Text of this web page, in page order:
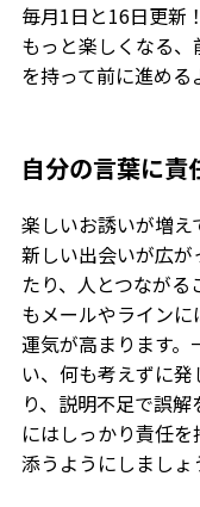
毎月1日と16日更新
もっと楽しくなる
を持って前に進める
自分の言葉に責
楽しいお誘いが増え
新しい出会いが広
たり、人とつなが
もメールやライン
運気が高まります。
い、何も考えずに
り、説明不足で誤
にはしっかり責任
添うようにしましょ